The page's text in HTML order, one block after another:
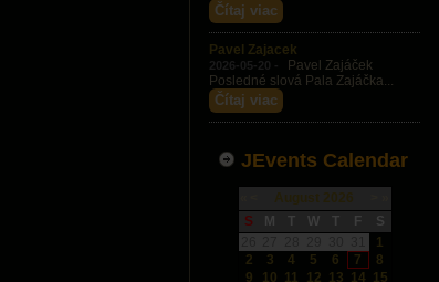
Čítaj viac
Pavel Zajacek
2026-05-20 -
Pavel Zajáček
Posledné slová Pala Zajáčka...
Čítaj viac
JEvents Calendar
August 2026
S
M T W T F
S
1
2
3 4 5 6 7
8
9
10 11 12 13 14
15